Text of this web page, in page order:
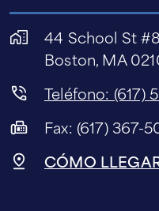
44 School St
Boston, MA
Teléfono: (617)
Fax: (617) 367-
CÓMO